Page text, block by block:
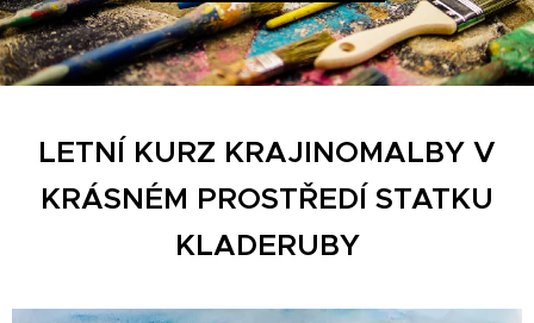
LETNÍ KURZ KRAJINOMALBY V
KRÁSNÉM PROSTŘEDÍ STATKU
KLADERUBY